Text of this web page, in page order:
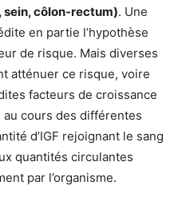
côlon-rectum). Une
en partie l’hypothèse
de risque. Mais diverses
atténuer ce risque, voire
facteurs de croissance
cours des différentes
d’IGF rejoignant le sang
quantités circulantes
par l’organisme.